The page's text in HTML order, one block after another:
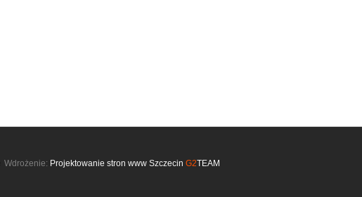
Wdrożenie: Projektowanie stron www Szczecin G2TEAM